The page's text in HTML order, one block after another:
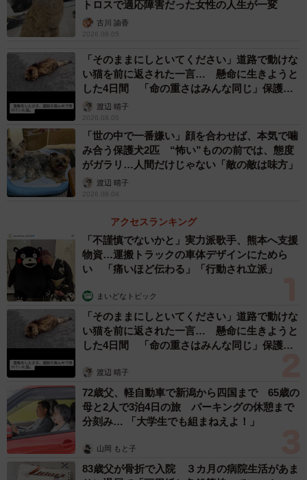
せいか、疲れは微塵も感じなかった。
とワクワクドキドキ！すずを手にするまでは夢なんじゃな
いかと思っていました」
会いに行った時はまだ子犬がたくさんいた。可愛くて可愛
くて、お母さん犬も含めて全員連れて帰りたい！と思っ
た。しかし、そうもいかないので少し迷った後に、最初に
ビビッときたすずちゃんに決めたという。
本気で噛むのはなぜ？
トロスで適応障害だった女性の人生が一変
古川 諭香
2026.08.05
「そのままにしといてください」道路で動けな
い猫を前に返された一言… 懸命に生きようと
した4日間 「命の重さはみんな同じ」保護団
体代表の訴え
渡辺 晴子
2026.08.05
「世の中で一番嫌い」顔を合わせば、本気で噛
み合う保護犬2匹 “怖い”ものの前では、態度
がガラリ…人間だけじゃない「敵の敵は味方」
渡辺 晴子
2026.08.04
アクセスランキング
「不謹慎でないかと」実力派歌手、熊本へ支援
物資…運搬トラックの車体デザインにためら
い 「痛いほど伝わる」「行動され立派」
まいどなトピック
「そのままにしといてください」道路で動けな
い猫を前に返された一言… 懸命に生きようと
した4日間 「命の重さはみんな同じ」保護団
渡辺 晴子
72歳父、軽自動車で新潟から四国まで 65歳の
母と2人で3泊4日の旅 パーキングの休憩まで
分刻み… 「大学生でも組まねえよ！」
山岡 もと子
83歳父が骨折で入院 ３カ月の病院生活があま